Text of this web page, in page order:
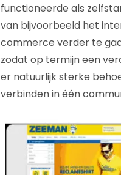
functioneerde als
van bijvoorbeeld het
commerce verder te
zodat op termijn een
er natuurlijk sterke
verbinden in één